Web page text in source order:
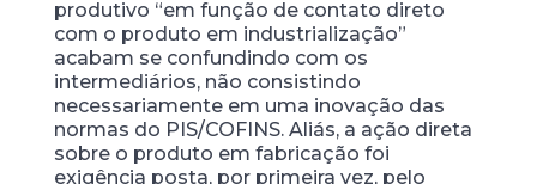
produtivo “em função de contato direto
com o produto em industrialização”
acabam se confundindo com os
intermediários, não consistindo
necessariamente em uma inovação das
normas do PIS/COFINS. Aliás, a ação direta
sobre o produto em fabricação foi
exigência posta, por primeira vez, pelo